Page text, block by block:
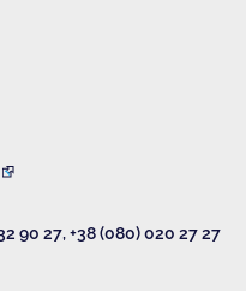
90 27,+38 (080) 020 27 27